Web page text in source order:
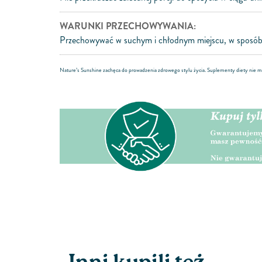
WARUNKI PRZECHOWYWANIA:
Przechowywać w suchym i chłodnym miejscu, w
Nature’s Sunshine zachęca do prowadzenia zdrowego stylu życia. Suplementy diety nie